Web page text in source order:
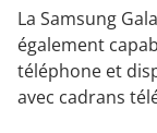
La Samsung
également
téléphone et
avec cadrans